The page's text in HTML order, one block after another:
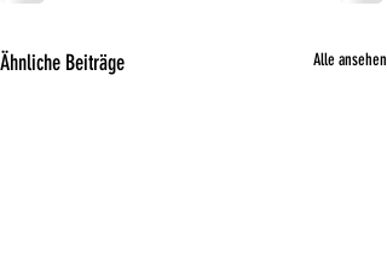
Ähnliche Beiträge Alle ansehen